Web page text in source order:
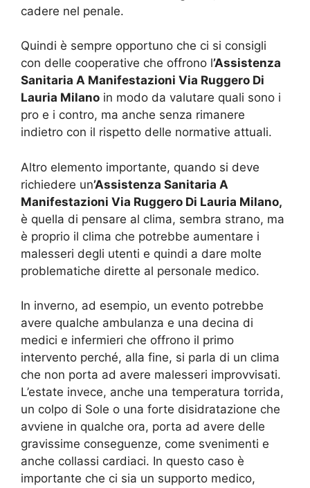
cadere nel penale.
Quindi è sempre opportuno che ci si consigli
con delle cooperative che offrono l’Assistenza
Sanitaria A Manifestazioni Via Ruggero Di
Lauria Milano in modo da valutare quali sono i
pro e i contro, ma anche senza rimanere
indietro con il rispetto delle normative attuali.
Altro elemento importante, quando si deve
richiedere un’Assistenza Sanitaria A
Manifestazioni Via Ruggero Di Lauria Milano,
è quella di pensare al clima, sembra strano, ma
è proprio il clima che potrebbe aumentare i
malesseri degli utenti e quindi a dare molte
problematiche dirette al personale medico.
In inverno, ad esempio, un evento potrebbe
avere qualche ambulanza e una decina di
medici e infermieri che offrono il primo
intervento perché, alla fine, si parla di un clima
che non porta ad avere malesseri improvvisati.
L’estate invece, anche una temperatura torrida,
un colpo di Sole o una forte disidratazione che
avviene in qualche ora, porta ad avere delle
gravissime conseguenze, come svenimenti e
anche collassi cardiaci. In questo caso è
importante che ci sia un supporto medico,